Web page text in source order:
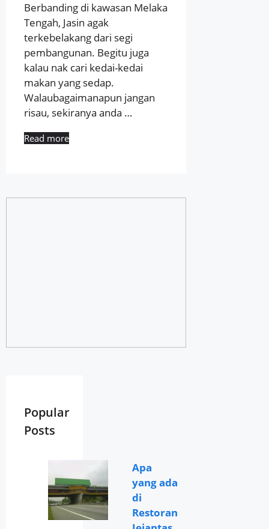
Berbanding di kawasan Melaka
Tengah, Jasin agak
terkebelakang dari segi
pembangunan. Begitu juga
kalau nak cari kedai-kedai
makan yang sedap.
Walaubagaimanapun jangan
risau, sekiranya anda …
Read more
Popular
Posts
Apa
yang ada
di
Restoran